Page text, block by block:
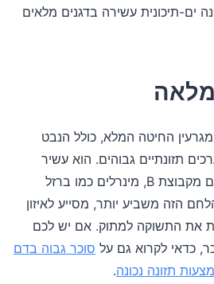
ים-תיכונית עשירה בדגנים מלאים
החיטה המלא, כולל הנבט
תזונתיים גבוהים. הוא עשיר
בסיבים תזונתיים, ויטמינים מקבוצת B, מינרלים כמו ברזל
הלחם הזה משביע יותר, מסייע לאיזון
את התשוקה למתוק. אם יש לכם
כדאי לקרוא גם על סוכר גבוה בדם
תזונה נכונה.